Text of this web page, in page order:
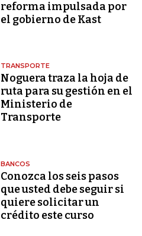
reforma impulsada por
el gobierno de Kast
TRANSPORTE
Noguera traza la hoja de
ruta para su gestión en el
Ministerio de
Transporte
BANCOS
Conozca los seis pasos
que usted debe seguir si
quiere solicitar un
crédito este curso